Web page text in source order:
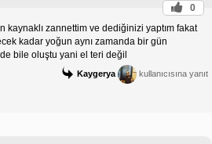
0
kaynaklı zannettim ve dediğinizi yaptım fakat
kadar yoğun aynı zamanda bir gün
bile oluştu yani el teri değil
Kaygerya kullanıcısına yanıt